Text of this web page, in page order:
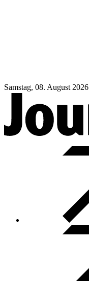
Samstag, 08. August 2026